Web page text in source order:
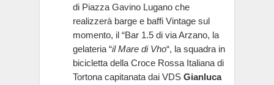
di Piazza Gavino Lugano che
realizzerà barge e baffi Vintage sul
momento, il “Bar 1.5 di via Arzano, la
gelateria “il Mare di Vho“, la squadra in
bicicletta della Croce Rossa Italiana di
Tortona capitanata dai VDS Gianluca